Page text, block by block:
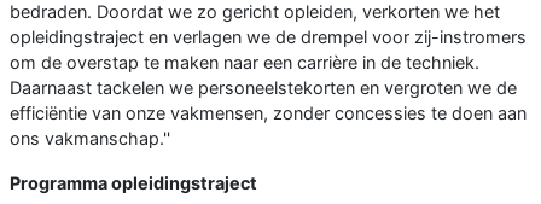
bedraden. Doordat we zo gericht opleiden, verkorten we het
opleidingstraject en verlagen we de drempel voor zij-instromers
om de overstap te maken naar een carrière in de techniek.
Daarnaast tackelen we personeelstekorten en vergroten we de
efficiëntie van onze vakmensen, zonder concessies te doen aan
ons vakmanschap.''
Programma opleidingstraject